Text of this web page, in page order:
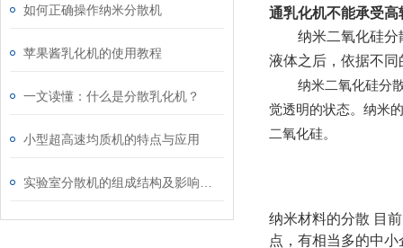
如何正确操作纳米分散机
苹果酱乳化机的使用教程
一文读懂：什么是分散乳化机？
小型超高速均质机的特点与应用
通乳化机不能承受高
纳米二氧化硅
液体之后，依据不
纳米二氧化硅分
觉透明的状态。纳米
二氧化硅。
纳米材料的分散 目
点，有相当多的中